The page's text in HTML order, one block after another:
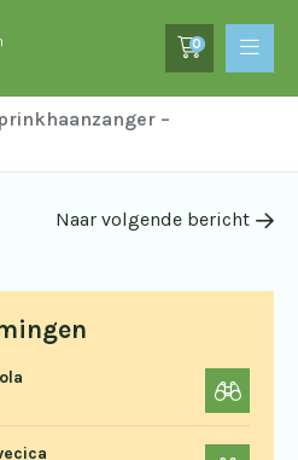
0
–
Naar volgende bericht